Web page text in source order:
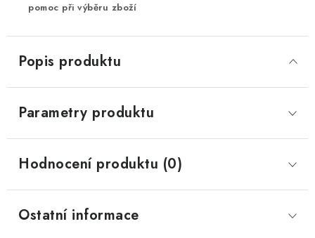
pomoc při výběru zboží
Popis produktu
Parametry produktu
Hodnocení produktu (0)
Ostatní informace